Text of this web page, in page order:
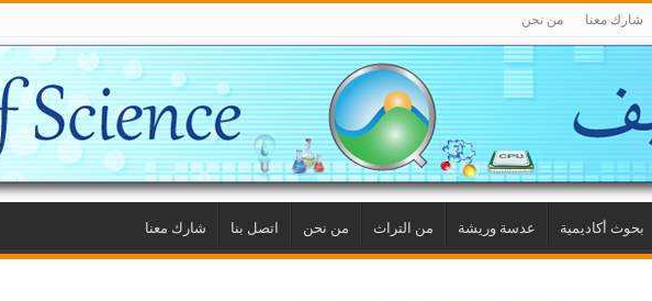
شارك معنا من نحن
بحوث أكاديمية عدسة وريشة من التراث من نحن اتصل بنا شارك معنا